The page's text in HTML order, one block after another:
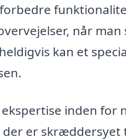
når
kan et
inden for
er skræddersyet